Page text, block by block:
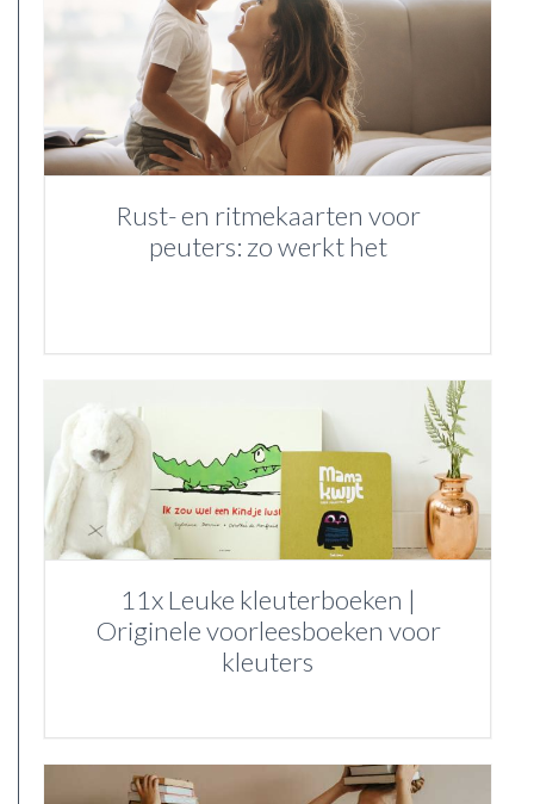
Rust- en ritmekaarten voor
peuters: zo werkt het
11x Leuke kleuterboeken |
Originele voorleesboeken voor
kleuters